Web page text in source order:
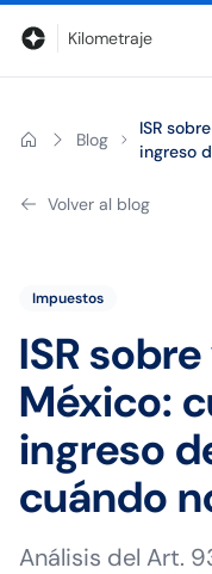
BlogCalculadora de
Kilometraje
Blog
ISR
ingreso
Volver al blog
Impuestos
ISR
México:
ingreso
cuándo
Análisis del Art.